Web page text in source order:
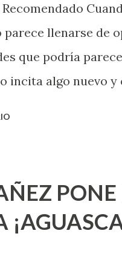
llenarse de
que podría
incita algo nuevo y
Pero incluso
o expertas en el
nuevas